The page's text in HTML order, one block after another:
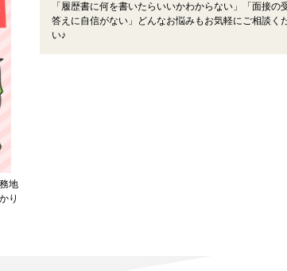
地
り
「履歴書に何を書いたらいいかわからない」「面接の
答えに自信がない」どんなお悩みもお気軽にご相談く
い♪